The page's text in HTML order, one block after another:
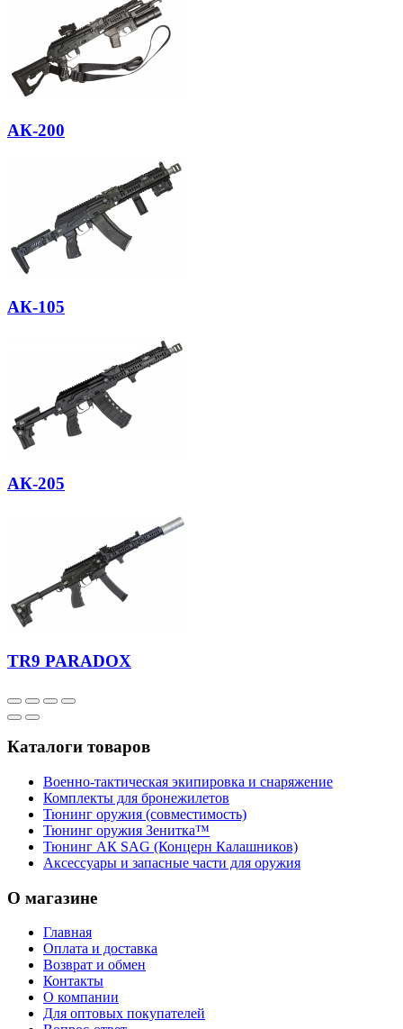
АК-200
АК-105
АК-205
TR9 PARADOX
Каталоги товаров
Военно-тактическая экипировка и снаряжение
Комплекты для бронежилетов
Тюнинг оружия (совместимость)
Тюнинг оружия Зенитка™
Тюнинг АК SAG (Концерн Калашников)
Аксессуары и запасные части для оружия
О магазине
Главная
Оплата и доставка
Возврат и обмен
Контакты
О компании
Для оптовых покупателей